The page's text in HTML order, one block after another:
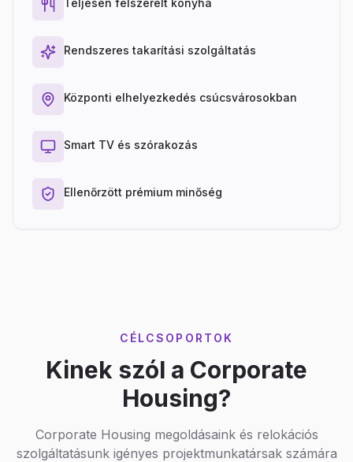
Teljesen felszerelt konyha
Rendszeres takarítási szolgáltatás
Központi elhelyezkedés csúcsvárosokban
Smart TV és szórakozás
Ellenőrzött prémium minőség
CÉLCSOPORTOK
Kinek szól a Corporate
Housing?
Corporate Housing megoldásaink és relokációs
szolgáltatásunk igényes projektmunkatársak számára